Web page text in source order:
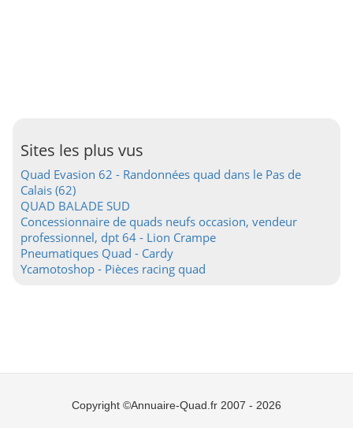
Sites les plus vus
Quad Evasion 62 - Randonnées quad dans le Pas de
Calais (62)
QUAD BALADE SUD
Concessionnaire de quads neufs occasion, vendeur
professionnel, dpt 64 - Lion Crampe
Pneumatiques Quad - Cardy
Ycamotoshop - Pièces racing quad
Copyright ©Annuaire-Quad.fr 2007 - 2026